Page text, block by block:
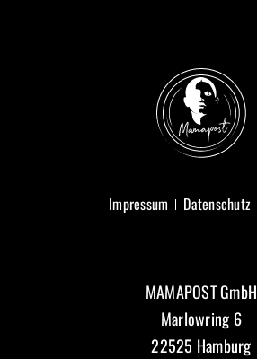
Impressum Datenschutz
MAMAPOST GmbH
Marlowring 6
22525 Hamburg